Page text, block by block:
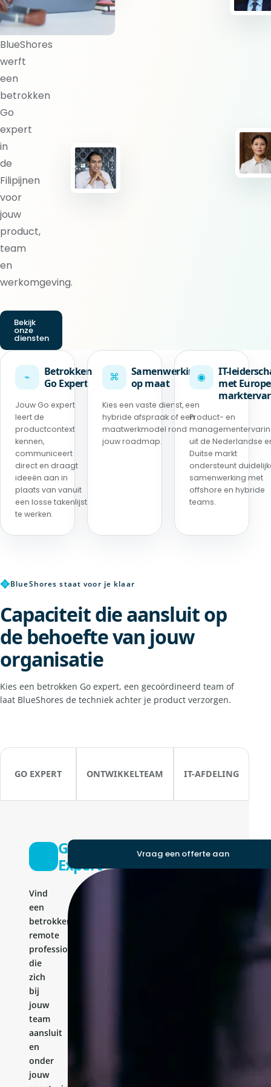
expert?
BlueShores
werft
een
betrokken
Go
expert
in
de
Filipijnen
voor
jouw
product,
team
en
werkomgeving.
Bekijk
onze
diensten
⌁
Betrokken
Go Expert
Jouw Go expert
leert de
productcontext
kennen,
communiceert
direct en draagt
ideeën aan in
plaats van vanuit
een losse takenlijst
te werken.
⌘
Samenwerking
op maat
Kies een vaste dienst, een
hybride afspraak of een
maatwerkmodel rond
jouw roadmap.
◉
IT-
met
Product- en
uit de Nederlandse
Duitse markt
ondersteunt
samenwerking met
offshore en hybride
teams.
✥BlueShores staat voor je klaar
Capaciteit die aansluit op
de behoefte van jouw
organisatie
Kies een betrokken Go expert, een gecoördineerd team of
laat BlueShores de techniek achter je product verzorgen.
GO EXPERT ONTWIKKELTEAM IT-AFDELING
Go
Expert
Vind
een
betrokken
remote
professional
die
zich
bij
jouw
team
aansluit
en
onder
jouw
Vraag een offerte aan